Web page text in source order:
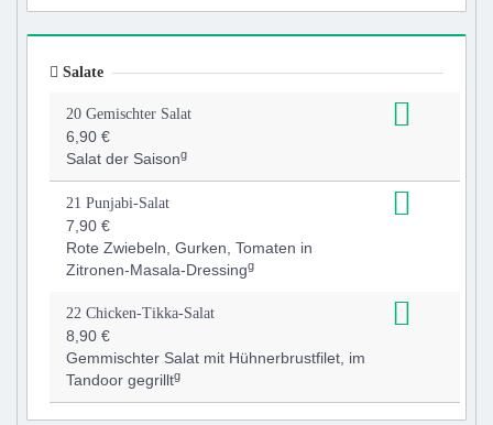
Salate
20 Gemischter Salat
6,90 €
Salat der Saisong
21 Punjabi-Salat
7,90 €
Rote Zwiebeln, Gurken, Tomaten in
Zitronen-Masala-Dressingg
22 Chicken-Tikka-Salat
8,90 €
Gemmischter Salat mit Hühnerbrustfilet, im
Tandoor gegrilltg